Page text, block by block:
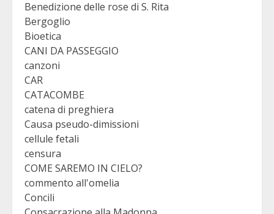
Benedizione delle rose di S. Rita
Bergoglio
Bioetica
CANI DA PASSEGGIO
canzoni
CAR
CATACOMBE
catena di preghiera
Causa pseudo-dimissioni
cellule fetali
censura
COME SAREMO IN CIELO?
commento all'omelia
Concili